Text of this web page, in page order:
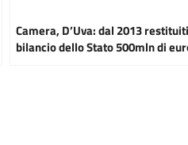
Camera, D’Uva: dal 2013
bilancio dello Stato 500mln di